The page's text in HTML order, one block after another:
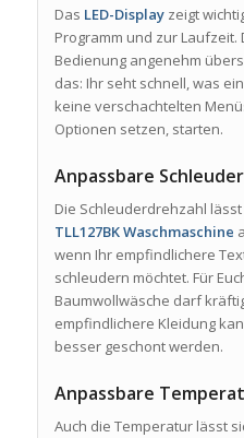
Das LED-Displayzeigt
Programm und zur Laufzeit.
Bedienung angenehm
das: Ihr seht schnell, was
keine verschachtelten
Optionen setzen, starten.
Anpassbare
Die Schleuderdrehzahl
TLL127BK Waschmaschine
wenn Ihr empfindlichere
schleudern möchtet. Für
Baumwollwäsche darf
empfindlichere Kleidung
besser geschont werden.
Anpassbare
Auch die Temperatur lässt